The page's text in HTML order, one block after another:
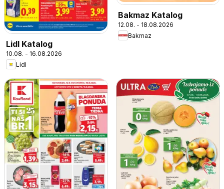
Lidl Katalog
10.08. - 16.08.2026
Lidl
Bakmaz Katalog
12.08. - 18.08.2026
Bakmaz